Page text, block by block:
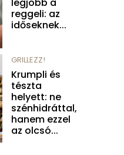
reggeli: az
időseknek...
GRILLEZZ!
Krumpli és
tészta
helyett: ne
szénhidráttal,
hanem ezzel
az olcsó...